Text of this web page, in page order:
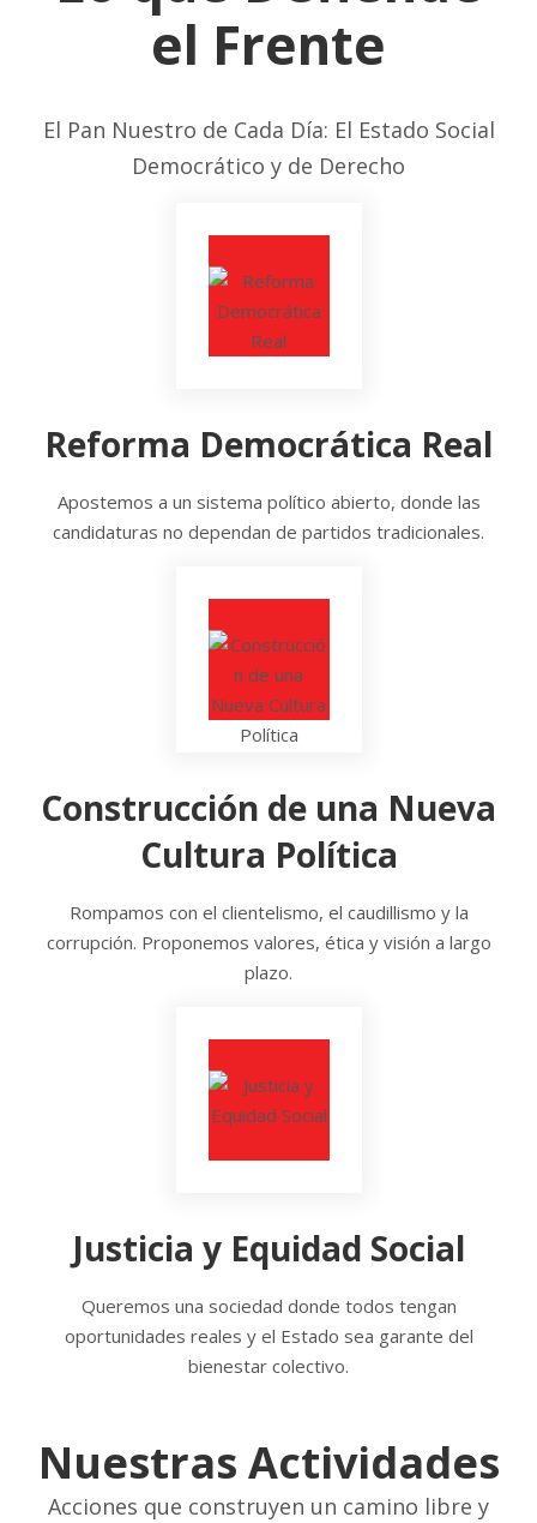
el Frente
El Pan Nuestro de Cada Día: El Estado Social
Democrático y de Derecho
Reforma Democrática Real
Apostemos a un sistema político abierto, donde las
candidaturas no dependan de partidos tradicionales.
Construcción de una Nueva
Cultura Política
Rompamos con el clientelismo, el caudillismo y la
corrupción. Proponemos valores, ética y visión a largo
plazo.
Justicia y Equidad Social
Queremos una sociedad donde todos tengan
oportunidades reales y el Estado sea garante del
bienestar colectivo.
Nuestras Actividades
Acciones que construyen un camino libre y